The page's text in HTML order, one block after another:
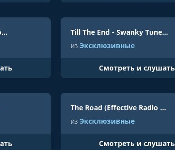
Perfect Strangers ft. JP Cooper - Jonas Blue
Till The End - Swanky Tunes & Going Deeper
изЭксклюзивные
Cмотреть и слушать
The Road (Effective Radio Remix) - Flying Decibels
изЭксклюзивные
Cмотреть и слушать